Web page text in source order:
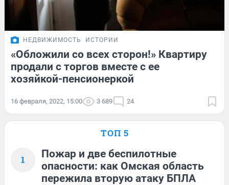
НЕДВИЖИМОСТЬ ИСТОРИИ
«Обложили со всех сторон!» Квартиру
продали с торгов вместе с ее
хозяйкой-пенсионеркой
16 февраля, 2022, 15:00 3 689 24
ТОП 5
1
Пожар и две беспилотные
опасности: как Омская область
пережила вторую атаку БПЛА